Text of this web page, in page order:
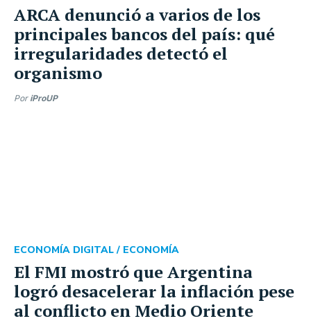
ARCA denunció a varios de los
principales bancos del país: qué
irregularidades detectó el
organismo
Por iProUP
El FMI mostró que Argentina
logró desacelerar la inflación pese
al conflicto en Medio Oriente
ECONOMÍA DIGITAL / ECONOMÍA